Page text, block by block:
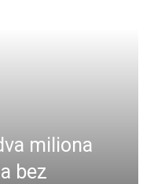
miliona
bez